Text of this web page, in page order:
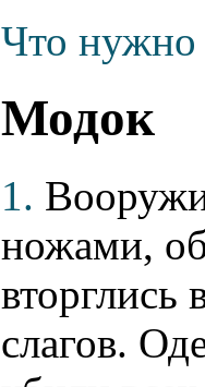
Что нужно
Модок
1.
ножами,
вторглись
слагов.